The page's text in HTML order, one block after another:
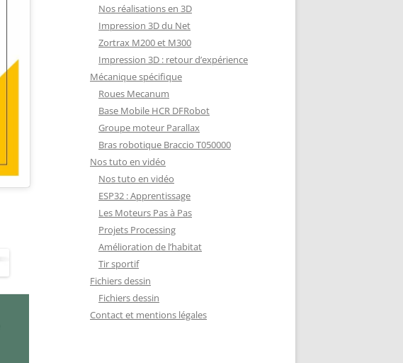
Nos réalisations en 3D
Impression 3D du Net
Zortrax M200 et M300
Impression 3D : retour d’expérience
Mécanique spécifique
Roues Mecanum
Base Mobile HCR DFRobot
Groupe moteur Parallax
Bras robotique Braccio T050000
Nos tuto en vidéo
Nos tuto en vidéo
ESP32 : Apprentissage
Les Moteurs Pas à Pas
Projets Processing
Amélioration de l’habitat
Tir sportif
Fichiers dessin
Fichiers dessin
Contact et mentions légales